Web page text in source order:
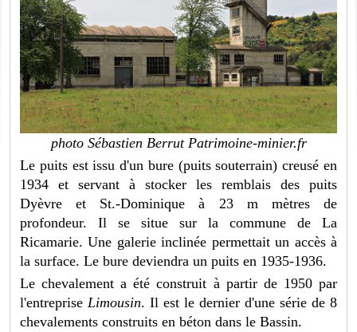
photo Sébastien Berrut Patrimoine-minier.fr
Le puits est issu d'un bure (puits souterrain) creusé en
1934 et servant à stocker les remblais des puits
Dyèvre et St.-Dominique à 23 m mètres de
profondeur. Il se situe sur la commune de La
Ricamarie. Une galerie inclinée permettait un accès à
la surface. Le bure deviendra un puits en 1935-1936.
Le chevalement a été construit à partir de 1950 par
l'entrepriseLimousin. Il est le dernier d'une série de 8
chevalements construits en béton dans le Bassin.